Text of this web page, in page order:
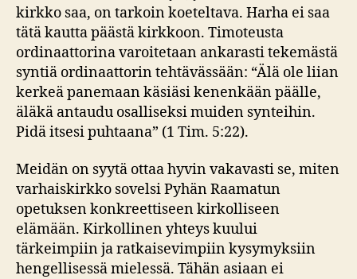
kirkko saa, on tarkoin koeteltava. Harha ei saa
tätä kautta päästä kirkkoon. Timoteusta
ordinaattorina varoitetaan ankarasti tekemästä
syntiä ordinaattorin tehtävässään: “Älä ole liian
kerkeä panemaan käsiäsi kenenkään päälle,
äläkä antaudu osalliseksi muiden synteihin.
Pidä itsesi puhtaana” (1 Tim. 5:22).
Meidän on syytä ottaa hyvin vakavasti se, miten
varhaiskirkko sovelsi Pyhän Raamatun
opetuksen konkreettiseen kirkolliseen
elämään. Kirkollinen yhteys kuului
tärkeimpiin ja ratkaisevimpiin kysymyksiin
hengellisessä mielessä. Tähän asiaan ei